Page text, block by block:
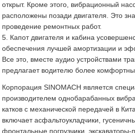
открыт. Кроме этого, вибрационный
расположены позади двигателя. Это
проведение ремонтных работ.
5. Капот двигателя и кабина
обеспечения лучшей амортизации и
Все это, вместе аудио устройствами
предлагает водителю более
Корпорация SINOMACH является
производителем однобарабанных
катков с механической передачей в
включает асфальтоукладчики,
фронтальные погрузчики, экскаваторы-